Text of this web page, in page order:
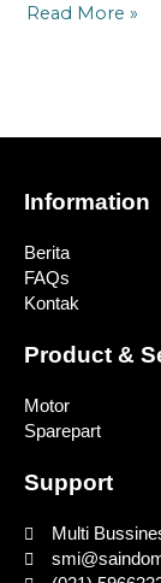
Read More »
Information
Berita
FAQs
Kontak
Product &
Motor
Sparepart
Support
Multi